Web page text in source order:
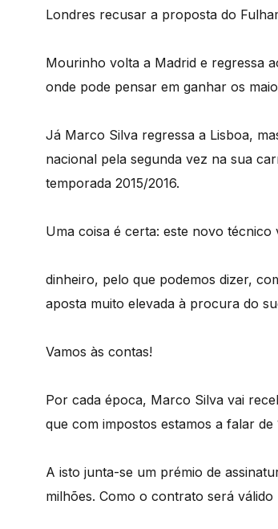
Londres recusar a proposta do
Mourinho volta a Madrid e regressa
onde pode pensar em ganhar os
Já Marco Silva regressa a Lisboa,
nacional pela segunda vez na sua
temporada 2015/2016.
Uma coisa é certa: este novo
dinheiro, pelo que podemos dizer,
aposta muito elevada à procura do
Vamos às contas!
Por cada época, Marco Silva vai
que com impostos estamos a falar de
A isto junta-se um prémio de
milhões. Como o contrato será